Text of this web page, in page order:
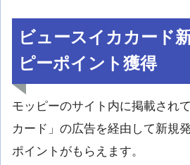
ビュースイカカード
ピーポイント獲得
モッピーのサイト内に掲載され
カード」の広告を経由して新規
ポイントがもらえます。